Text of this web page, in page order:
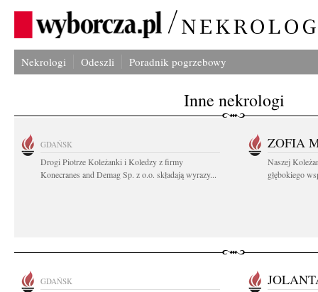
Nekrologi Odeszli Poradnik pogrzebowy
Inne nekrologi
GDAŃSK
Drogi Piotrze Koleżanki i Koledzy z firmy
Konecranes and Demag Sp. z o.o. składają wyrazy...
ZOFIA
Naszej
głębokiego
GDAŃSK